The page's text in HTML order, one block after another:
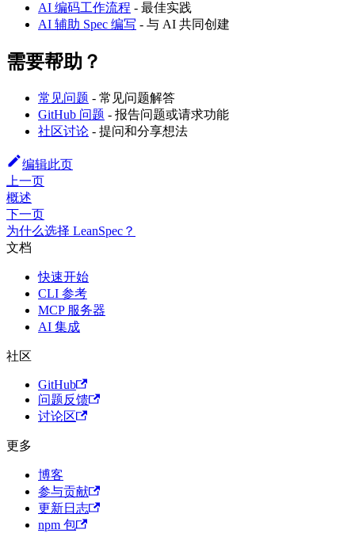
AI 编码工作流程 - 最佳实践
AI 辅助 Spec 编写 - 与 AI 共同创建
需要帮助？
常见问题 - 常见问题解答
GitHub 问题 - 报告问题或请求功能
社区讨论 - 提问和分享想法
编辑此页
上一页
概述
下一页
为什么选择 LeanSpec？
文档
快速开始
CLI 参考
MCP 服务器
AI 集成
社区
GitHub
问题反馈
讨论区
更多
博客
参与贡献
更新日志
npm 包